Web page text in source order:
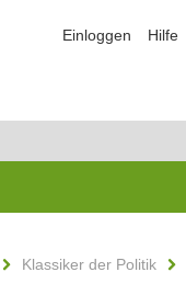
Einloggen Hilfe
Klassiker der Politik